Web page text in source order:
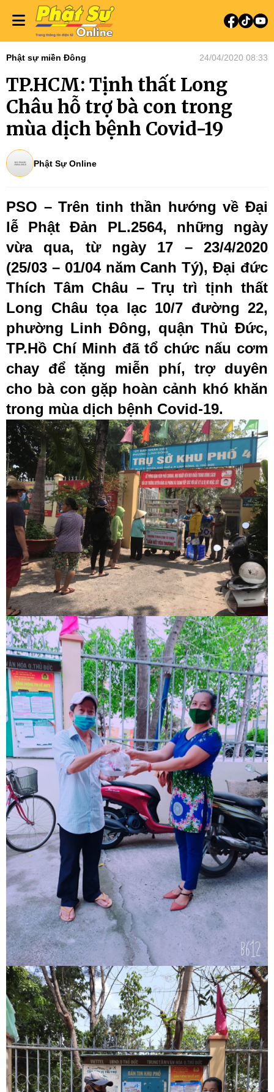
Phật sự miền Đông 24/04/2020 08:33
TP.HCM: Tịnh thất Long
Châu hỗ trợ bà con trong
mùa dịch bệnh Covid-19
Phật Sự Online
PSO – Trên tinh thần hướng về Đại
lễ Phật Đản PL.2564, những ngày
vừa qua, từ ngày 17 – 23/4/2020
(25/03 – 01/04 năm Canh Tý), Đại đức
Thích Tâm Châu – Trụ trì tịnh thất
Long Châu tọa lạc 10/7 đường 22,
phường Linh Đông, quận Thủ Đức,
TP.Hồ Chí Minh đã tổ chức nấu cơm
chay để tặng miễn phí, trợ duyên
cho bà con gặp hoàn cảnh khó khăn
trong mùa dịch bệnh Covid-19.